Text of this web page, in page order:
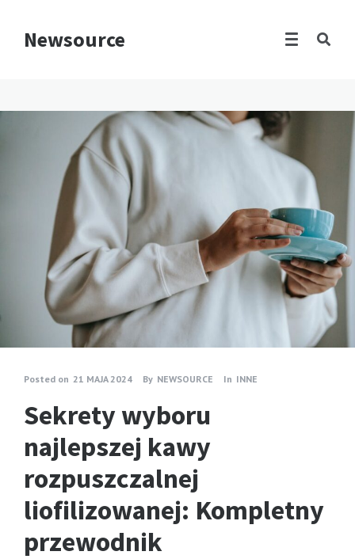
Newsource
Posted on 21 MAJA 2024 By NEWSOURCE In INNE
Sekrety wyboru
najlepszej kawy
rozpuszczalnej
liofilizowanej: Kompletny
przewodnik